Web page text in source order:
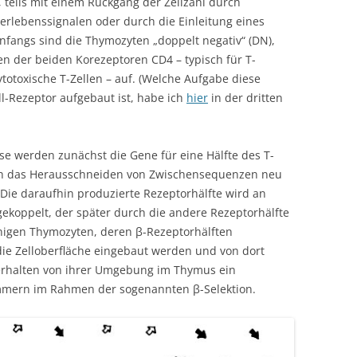
oder durch die Einleitung eines
sind die Thymozyten „doppelt negativ“ (DN),
der beiden Korezeptoren CD4 – typisch für T-
T-Zellen – auf. (Welche Aufgabe diese
Rezeptor aufgebaut ist, habe ich hier in der dritten
werden zunächst die Gene für eine Hälfte des T-
Herausschneiden von Zwischensequenzen neu
daraufhin produzierte Rezeptorhälfte wird an
der später durch die andere Rezeptorhälfte
Thymozyten, deren β-Rezeptorhälften
Zelloberfläche eingebaut werden und von dort
von ihrer Umgebung im Thymus ein
im Rahmen der sogenannten β-Selektion.